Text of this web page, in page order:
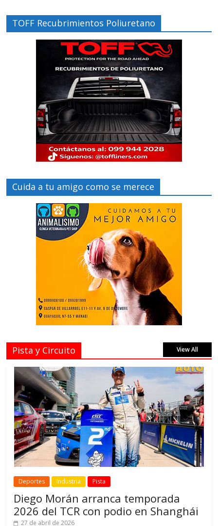
TOFF Recubrimientos Poliuretano
Cuida a tu amigo como se merece
Pista y Circuito View All
Deportes Industria Pista
Diego Morán arranca temporada
2026 del TCR con podio en Shanghái
27 de abril de 2026